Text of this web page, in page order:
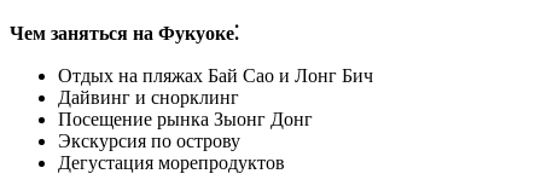
Чем заняться на Фукуоке⁚
Отдых на пляжах Бай Сао и Лонг Бич
Дайвинг и снорклинг
Посещение рынка Зыонг Донг
Экскурсия по острову
Дегустация морепродуктов